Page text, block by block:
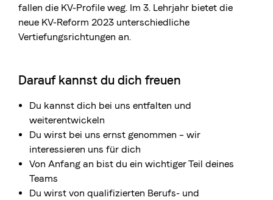
fallen die KV-Profile weg. Im 3. Lehrjahr bietet die
neue KV-Reform 2023 unterschiedliche
Vertiefungsrichtungen an.
Darauf kannst du dich freuen
Du kannst dich bei uns entfalten und
weiterentwickeln
Du wirst bei uns ernst genommen – wir
interessieren uns für dich
Von Anfang an bist du ein wichtiger Teil deines
Teams
Du wirst von qualifizierten Berufs- und